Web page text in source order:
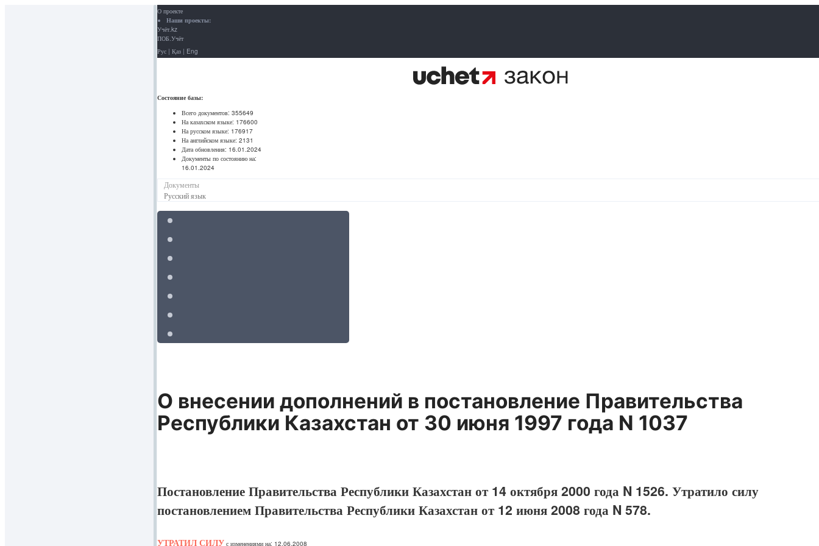
О проекте
Наши проекты:
Учёт.kz
ПОБ.Учёт
Рус | Қаз | Eng
Состояние базы:
Всего документов: 355649
На казахском языке: 176600
На русском языке: 176917
На английском языке: 2131
Дата обновления: 16.01.2024
Документы по состоянию на:
16.01.2024
Документы
Русский язык
О внесении дополнений в постановление Правительства
Республики Казахстан от 30 июня 1997 года N 1037
Постановление Правительства Республики Казахстан от 14 октября 2000 года N 1526. Утратило силу
постановлением Правительства Республики Казахстан от 12 июня 2008 года N 578.
УТРАТИЛ СИЛУ с изменениями на: 12.06.2008